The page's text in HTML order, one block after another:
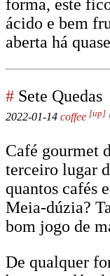
forma, este
ácido e bem
aberta há
# Sete Quedas
2022-01-14 coffee [up]
Café gourmet
terceiro lugar
quantos cafés
Meia-dúzia?
bom jogo de
De qualquer